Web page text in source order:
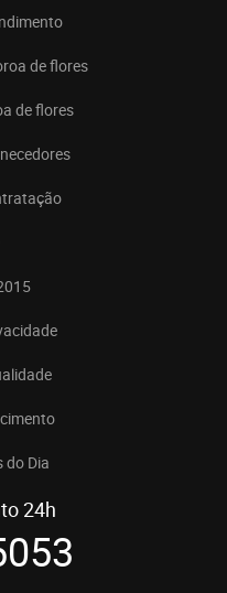
de flores
de flores
do Dia
24h